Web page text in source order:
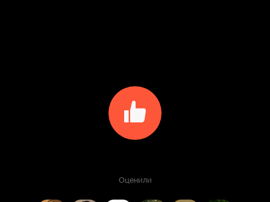
Оценили